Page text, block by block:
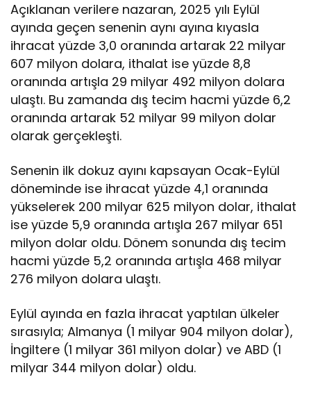
Açıklanan verilere nazaran, 2025 yılı Eylül
ayında geçen senenin aynı ayına kıyasla
ihracat yüzde 3,0 oranında artarak 22 milyar
607 milyon dolara, ithalat ise yüzde 8,8
oranında artışla 29 milyar 492 milyon dolara
ulaştı. Bu zamanda dış tecim hacmi yüzde 6,2
oranında artarak 52 milyar 99 milyon dolar
olarak gerçekleşti.
Senenin ilk dokuz ayını kapsayan Ocak-Eylül
döneminde ise ihracat yüzde 4,1 oranında
yükselerek 200 milyar 625 milyon dolar, ithalat
ise yüzde 5,9 oranında artışla 267 milyar 651
milyon dolar oldu. Dönem sonunda dış tecim
hacmi yüzde 5,2 oranında artışla 468 milyar
276 milyon dolara ulaştı.
Eylül ayında en fazla ihracat yaptılan ülkeler
sırasıyla; Almanya (1 milyar 904 milyon dolar),
İngiltere (1 milyar 361 milyon dolar) ve ABD (1
milyar 344 milyon dolar) oldu.